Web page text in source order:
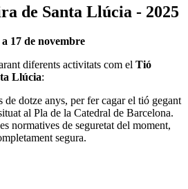
de Santa Llúcia - 2025
17 de novembre
diferents activitats com el Tió
Llúcia:
de dotze anys, per fer cagar el tió gegant
al Pla de la Catedral de Barcelona.
normatives de seguretat del moment,
segura.